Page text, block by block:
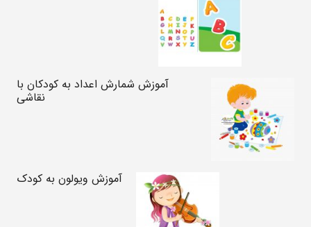
آموزش شمارش اعداد به کودکان با
نقاشی
آموزش ویولون به کودک